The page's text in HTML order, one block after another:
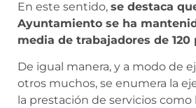
En este sentido, se destaca
Ayuntamiento se ha
media de trabajadores de 120
De igual manera, y a modo de
otros muchos, se enumera la
la prestación de servicios